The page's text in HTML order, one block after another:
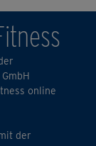
online
der